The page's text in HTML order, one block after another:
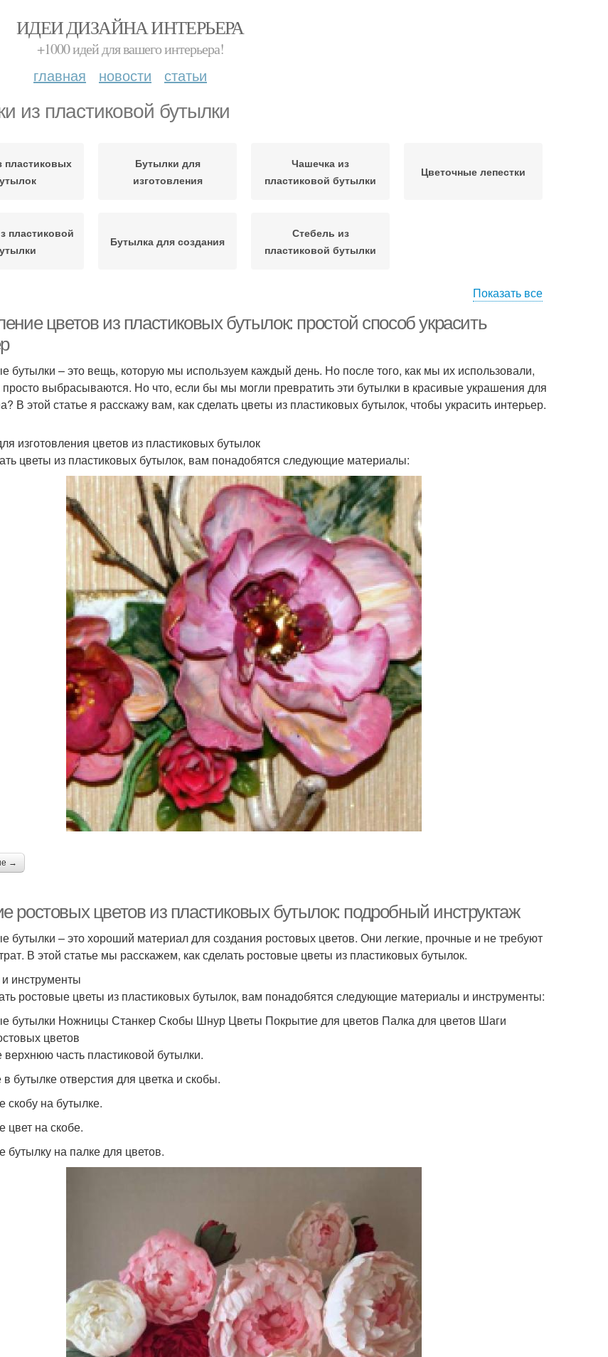
ИДЕИ ДИЗАЙНА ИНТЕРЬЕРА
+1000 идей для вашего интерьера!
главная новости статьи
из пластиковой бутылки
пластиковых
Бутылки для
изготовления
Чашечка из
пластиковой бутылки
Цветочные лепестки
пластиковой
Бутылка для создания
Стебель из
пластиковой бутылки
Показать все
цветов из пластиковых бутылок: простой способ украсить
бутылки – это вещь, которую мы используем каждый день. Но после того, как мы их использовали,
выбрасываются. Но что, если бы мы могли превратить эти бутылки в красивые украшения для
В этой статье я расскажу вам, как сделать цветы из пластиковых бутылок, чтобы украсить интерьер.
изготовления цветов из пластиковых бутылок
цветы из пластиковых бутылок, вам понадобятся следующие материалы:
→
ростовых цветов из пластиковых бутылок: подробный инструктаж
бутылки – это хороший материал для создания ростовых цветов. Они легкие, прочные и не требуют
В этой статье мы расскажем, как сделать ростовые цветы из пластиковых бутылок.
инструменты
ростовые цветы из пластиковых бутылок, вам понадобятся следующие материалы и инструменты:
бутылки Ножницы Станкер Скобы Шнур Цветы Покрытие для цветов Палка для цветов Шаги
цветов
часть пластиковой бутылки.
бутылке отверстия для цветка и скобы.
скобу на бутылке.
цвет на скобе.
бутылку на палке для цветов.